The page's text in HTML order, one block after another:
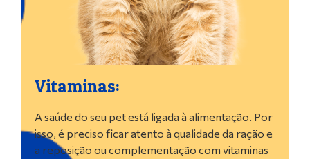
Vitaminas:
A saúde do seu pet está ligada à alimentação. Por
isso, é preciso ficar atento à qualidade da ração e
a reposição ou complementação com vitaminas